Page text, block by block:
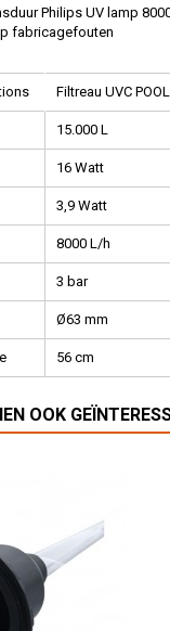
Philips UV lamp
fabricagefouten
Filtreau UVC
15.000 L
16 Watt
3,9 Watt
8000 L/h
3 bar
Ø63 mm
56 cm
OOK